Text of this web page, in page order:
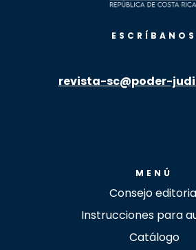
ESCRÍBANOS
revista-sc@poder-
MENÚ
Consejo
Instrucciones para
Catálogo